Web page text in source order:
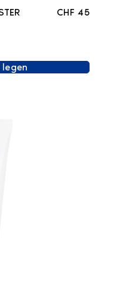
CHF 45